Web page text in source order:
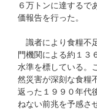
６万トンに達するで
価報告を行った。
識者により食糧不
門機関による約１３
水準を標している。
然災害が深刻な食糧
返った１９９０年代
ねない前兆を予感さ